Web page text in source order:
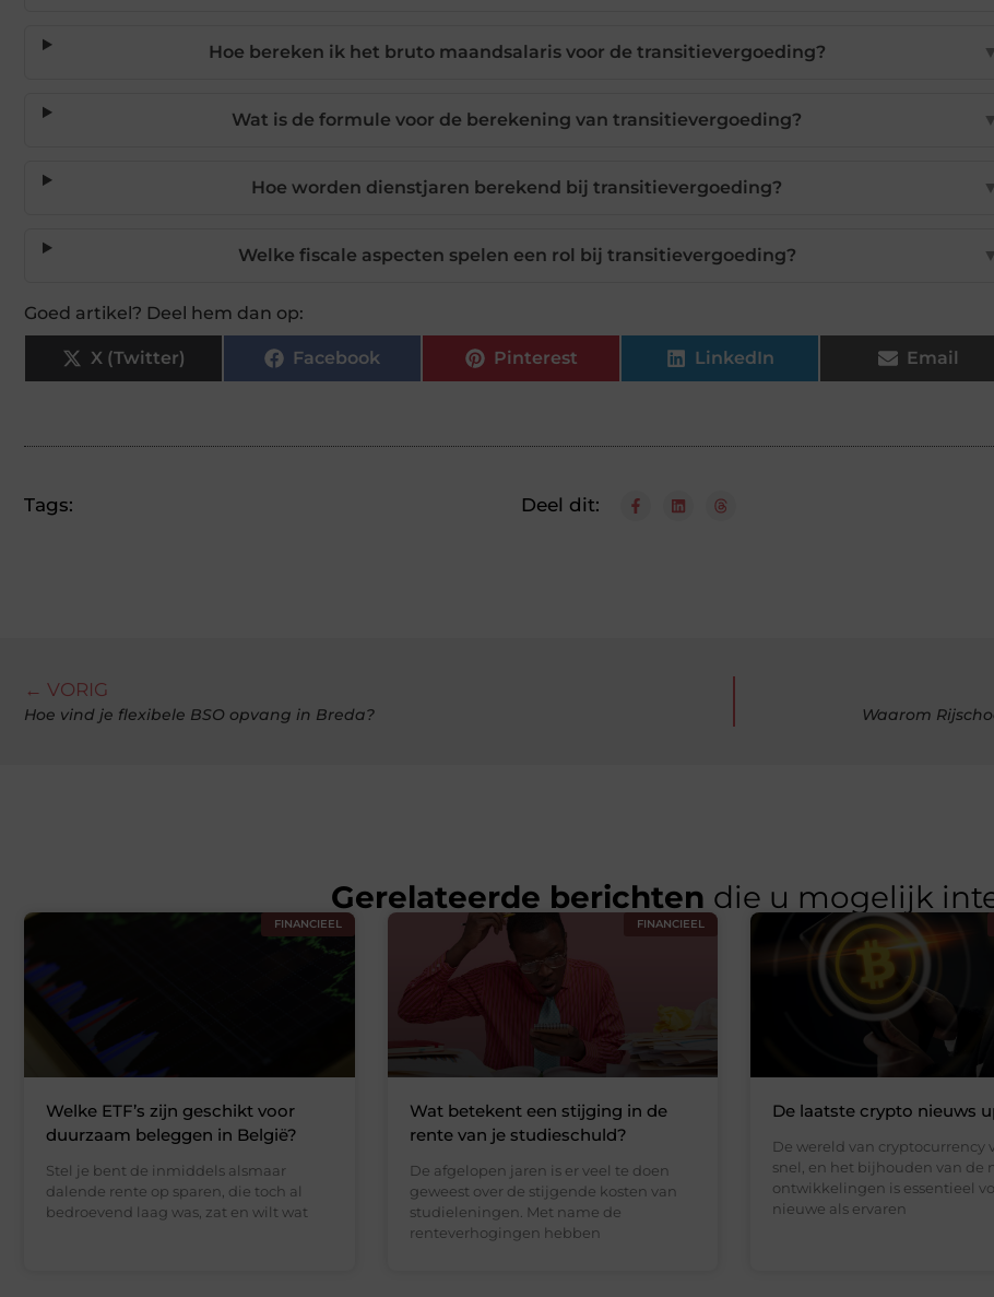
Hoe bereken ik het bruto maandsalaris voor de transitievergoeding? ▼
Wat is de formule voor de berekening van transitievergoeding? ▼
Hoe worden dienstjaren berekend bij transitievergoeding? ▼
Welke fiscale aspecten spelen een rol bij transitievergoeding? ▼
Goed artikel? Deel hem dan op:
X (Twitter) Facebook Pinterest LinkedIn Email
Tags: Deel dit:
← VORIG
Hoe vind je flexibele BSO opvang in Breda? Waarom
Gerelateerde berichten die u mogelijk
FINANCIEEL
Welke ETF’s zijn geschikt voor
duurzaam beleggen in België?
Stel je bent de inmiddels alsmaar
dalende rente op sparen, die toch al
bedroevend laag was, zat en wilt wat
FINANCIEEL
Wat betekent een stijging in de
rente van je studieschuld?
De afgelopen jaren is er veel te doen
geweest over de stijgende kosten van
studieleningen. Met name de
renteverhogingen hebben
De laatste crypto nieuws
De wereld van cryptocurrency
snel, en het bijhouden van de
ontwikkelingen is essentieel
nieuwe als ervaren